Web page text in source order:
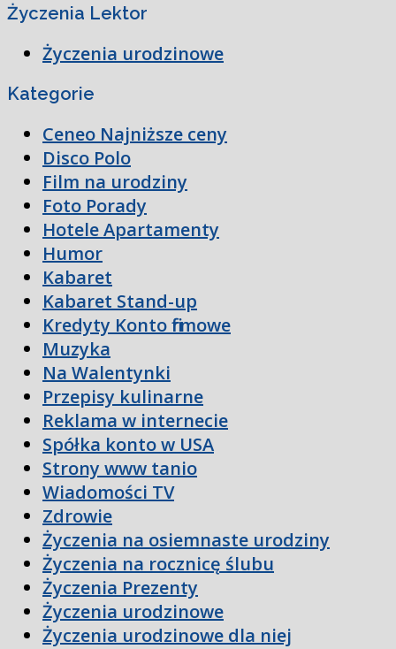
Życzenia Lektor
Życzenia urodzinowe
Kategorie
Ceneo Najniższe ceny
Disco Polo
Film na urodziny
Foto Porady
Hotele Apartamenty
Humor
Kabaret
Kabaret Stand-up
Kredyty Konto firmowe
Muzyka
Na Walentynki
Przepisy kulinarne
Reklama w internecie
Spółka konto w USA
Strony www tanio
Wiadomości TV
Zdrowie
Życzenia na osiemnaste urodziny
Życzenia na rocznicę ślubu
Życzenia Prezenty
Życzenia urodzinowe
Życzenia urodzinowe dla niej